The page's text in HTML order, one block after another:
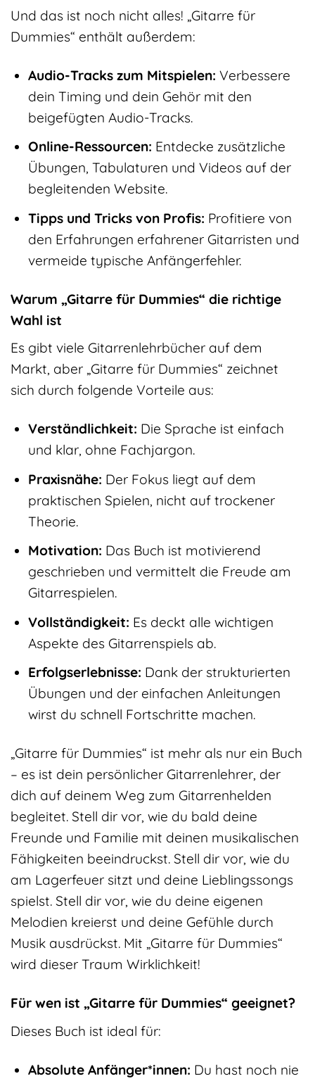
Und das ist noch nicht alles! „Gitarre für
Dummies“ enthält außerdem:
Audio-Tracks zum Mitspielen: Verbessere
dein Timing und dein Gehör mit den
beigefügten Audio-Tracks.
Online-Ressourcen: Entdecke zusätzliche
Übungen, Tabulaturen und Videos auf der
begleitenden Website.
Tipps und Tricks von Profis: Profitiere von
den Erfahrungen erfahrener Gitarristen und
vermeide typische Anfängerfehler.
Warum „Gitarre für Dummies“ die richtige
Wahl ist
Es gibt viele Gitarrenlehrbücher auf dem
Markt, aber „Gitarre für Dummies“ zeichnet
sich durch folgende Vorteile aus:
Verständlichkeit: Die Sprache ist einfach
und klar, ohne Fachjargon.
Praxisnähe: Der Fokus liegt auf dem
praktischen Spielen, nicht auf trockener
Theorie.
Motivation: Das Buch ist motivierend
geschrieben und vermittelt die Freude am
Gitarrespielen.
Vollständigkeit: Es deckt alle wichtigen
Aspekte des Gitarrenspiels ab.
Erfolgserlebnisse: Dank der strukturierten
Übungen und der einfachen Anleitungen
wirst du schnell Fortschritte machen.
„Gitarre für Dummies“ ist mehr als nur ein Buch
– es ist dein persönlicher Gitarrenlehrer, der
dich auf deinem Weg zum Gitarrenhelden
begleitet. Stell dir vor, wie du bald deine
Freunde und Familie mit deinen musikalischen
Fähigkeiten beeindruckst. Stell dir vor, wie du
am Lagerfeuer sitzt und deine Lieblingssongs
spielst. Stell dir vor, wie du deine eigenen
Melodien kreierst und deine Gefühle durch
Musik ausdrückst. Mit „Gitarre für Dummies“
wird dieser Traum Wirklichkeit!
Für wen ist „Gitarre für Dummies“ geeignet?
Dieses Buch ist ideal für:
Absolute Anfänger*innen: Du hast noch nie